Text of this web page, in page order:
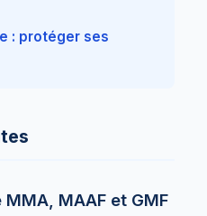
: protéger ses
MAAF et GMF